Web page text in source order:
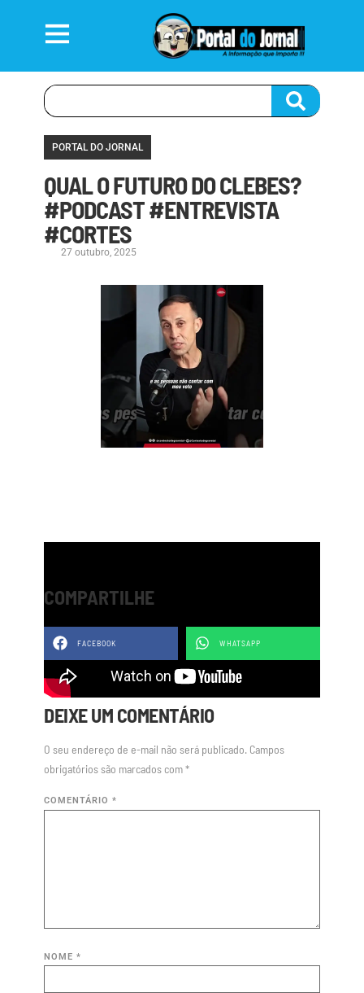
PORTAL DO JORNAL
QUAL O FUTURO DO CLEBES?
#PODCAST #ENTREVISTA
#CORTES
27 outubro, 2025
COMPARTILHE
FACEBOOK WHATSAPP
DEIXE UM COMENTÁRIO
O seu endereço de e-mail não será publicado. Campos
obrigatórios são marcados com*
COMENTÁRIO *
NOME *